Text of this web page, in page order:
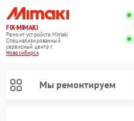
FIX-MIMAKI
Ремонт устройств Mimaki
Специализированный
cервисный центр г.
Новосибирск
Мы ремонтируем